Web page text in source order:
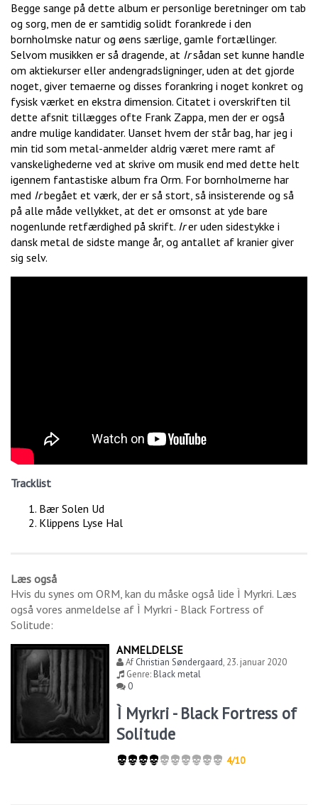
Begge sange på dette album er personlige beretninger om tab
og sorg, men de er samtidig solidt forankrede i den
bornholmske natur og øens særlige, gamle fortællinger.
Selvom musikken er så dragende, at Irsådan set kunne handle
om aktiekurser eller andengradsligninger, uden at det gjorde
noget, giver temaerne og disses forankring i noget konkret og
fysisk værket en ekstra dimension. Citatet i overskriften til
dette afsnit tillægges ofte Frank Zappa, men der er også
andre mulige kandidater. Uanset hvem der står bag, har jeg i
min tid som metal-anmelder aldrig været mere ramt af
vanskelighederne ved at skrive om musik end med dette helt
igennem fantastiske album fra Orm. For bornholmerne har
med Irbegået et værk, der er så stort, så insisterende og så
på alle måde vellykket, at det er omsonst at yde bare
nogenlunde retfærdighed på skrift. Irer uden sidestykke i
dansk metal de sidste mange år, og antallet af kranier giver
sig selv.
Tracklist
Bær Solen Ud
Klippens Lyse Hal
Læs også
Hvis du synes om ORM, kan du måske også lide Ì Myrkri. Læs
også vores anmeldelse af Ì Myrkri - Black Fortress of
Solitude:
ANMELDELSE
Af Christian Søndergaard, 23. januar 2020
Genre:Black metal
0
Ì Myrkri - Black Fortress of
Solitude
4/10